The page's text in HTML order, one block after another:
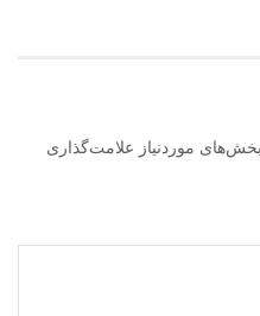
بخش‌های موردنیاز علامت‌گذاری